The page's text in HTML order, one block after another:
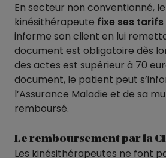
En secteur non conventionné,
kinésithérapeute fixe ses
informe son client en lui
document est obligatoire dès
des actes est supérieur à 70
document, le patient peut
l’Assurance Maladie et de sa
remboursé.
Le remboursement par la
Les kinésithérapeutes ne font